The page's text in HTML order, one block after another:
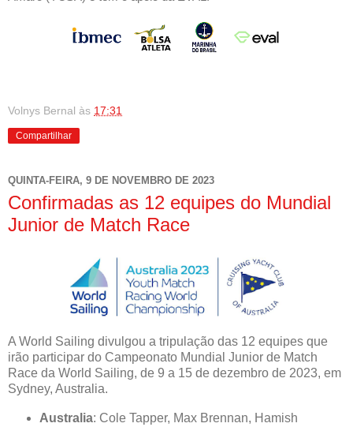
Volnys Bernal às 17:31
Compartilhar
QUINTA-FEIRA, 9 DE NOVEMBRO DE 2023
Confirmadas as 12 equipes do Mundial
Junior de Match Race
A World Sailing divulgou a tripulação das 12 equipes que
irão participar do Campeonato Mundial Junior de Match
Race da World Sailing, de 9 a 15 de dezembro de 2023, em
Sydney, Australia.
Australia: Cole Tapper, Max Brennan, Hamish